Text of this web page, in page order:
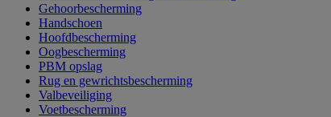
Gehoorbescherming
Handschoen
Hoofdbescherming
Oogbescherming
PBM opslag
Rug en gewrichtsbescherming
Valbeveiliging
Voetbescherming